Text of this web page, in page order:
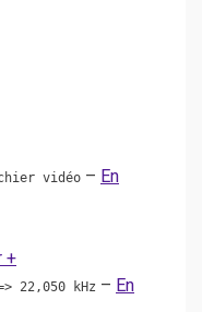
vidéo – En
+
22,050 kHz – En